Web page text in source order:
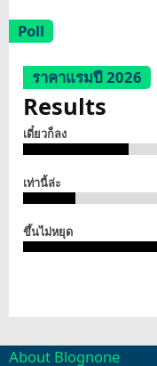
Poll
ราคาแรมปี 2026
Results
เดี๋ยวก็ลง
เท่านี้ล่ะ
ขึ้นไม่หยุด
About Blognone